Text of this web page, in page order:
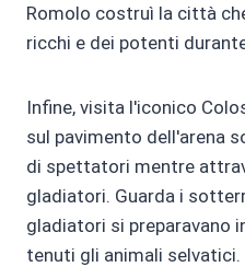
Romolo costruì la città
ricchi e dei potenti
Infine, visita l'iconico
sul pavimento dell'arena
di spettatori mentre
gladiatori. Guarda i
gladiatori si preparavano
tenuti gli animali selvatici.